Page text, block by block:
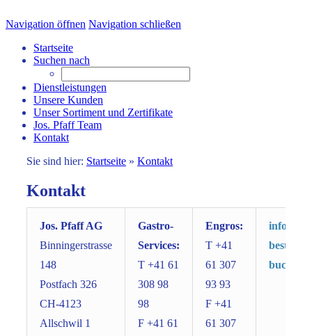
Navigation öffnen Navigation schließen
Startseite
Suchen nach
Dienstleistungen
Unsere Kunden
Unser Sortiment und Zertifikate
Jos. Pfaff Team
Kontakt
Sie sind hier: Startseite » Kontakt
Kontakt
Jos. Pfaff AG
Binningerstrasse
148
Postfach 326
CH-4123
Allschwil 1
Gastro-
Services:
T +41 61
308 98
98
F +41 61
Engros:
T +41
61 307
93 93
F +41
61 307